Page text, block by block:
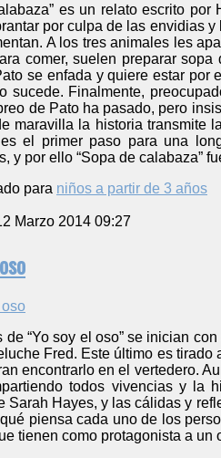
es un relato escrito
por culpa de las envidias
A los tres animales les
comer, suelen preparar
se enfada y quiere estar por
sucede. Finalmente,
de Pato ha pasado, pero
maravilla la historia transmite
el primer paso para una
y por ello “Sopa de calabaza”
para niños a partir de 3 años
Marzo 2014 09:27
de “Yo soy el oso” se inician
Fred. Este último es
encontrarlo en el vertedero.
todos vivencias y la
Sarah Hayes, y las cálidas y
piensa cada uno de los
tienen como protagonista a un